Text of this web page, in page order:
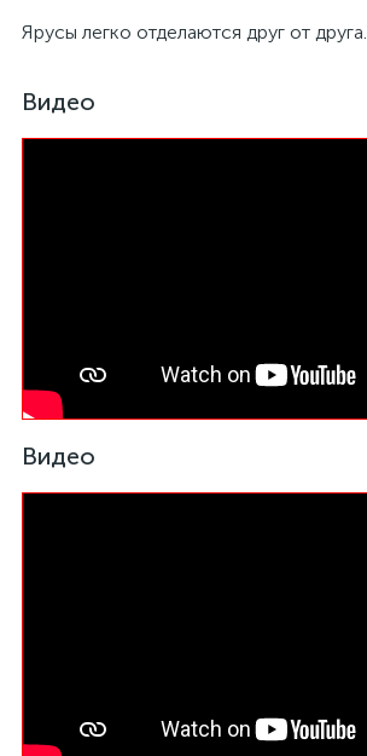
Ярусы легко отделаются друг от друга.
Видео
Видео